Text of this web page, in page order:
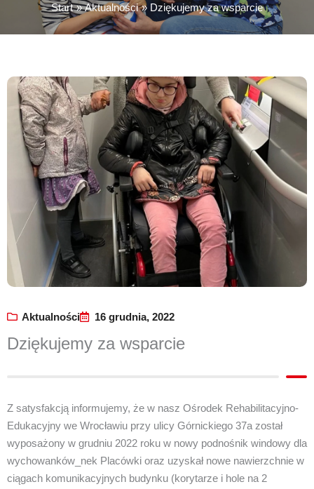
Start Aktualności Dziękujemy za wsparcie
Aktualności 16 grudnia, 2022
Dziękujemy za wsparcie
Z satysfakcją informujemy, że w nasz Ośrodek Rehabilitacyjno-
Edukacyjny we Wrocławiu przy ulicy Górnickiego 37a został
wyposażony w grudniu 2022 roku w nowy podnośnik windowy dla
wychowanków_nek Placówki oraz uzyskał nowe nawierzchnie w
ciągach komunikacyjnych budynku (korytarze i hole na 2